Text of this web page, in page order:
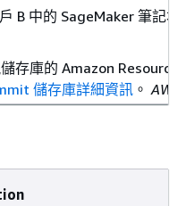
B 中的 SageMaker 筆記
存庫的 Amazon Resource
儲存庫詳細資訊 。 AWS